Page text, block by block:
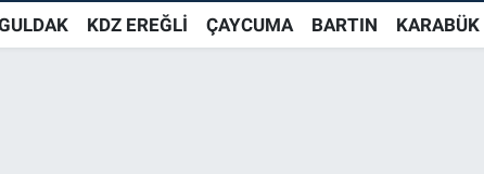
KDZ EREĞLİ ÇAYCUMA BARTIN KARABÜK